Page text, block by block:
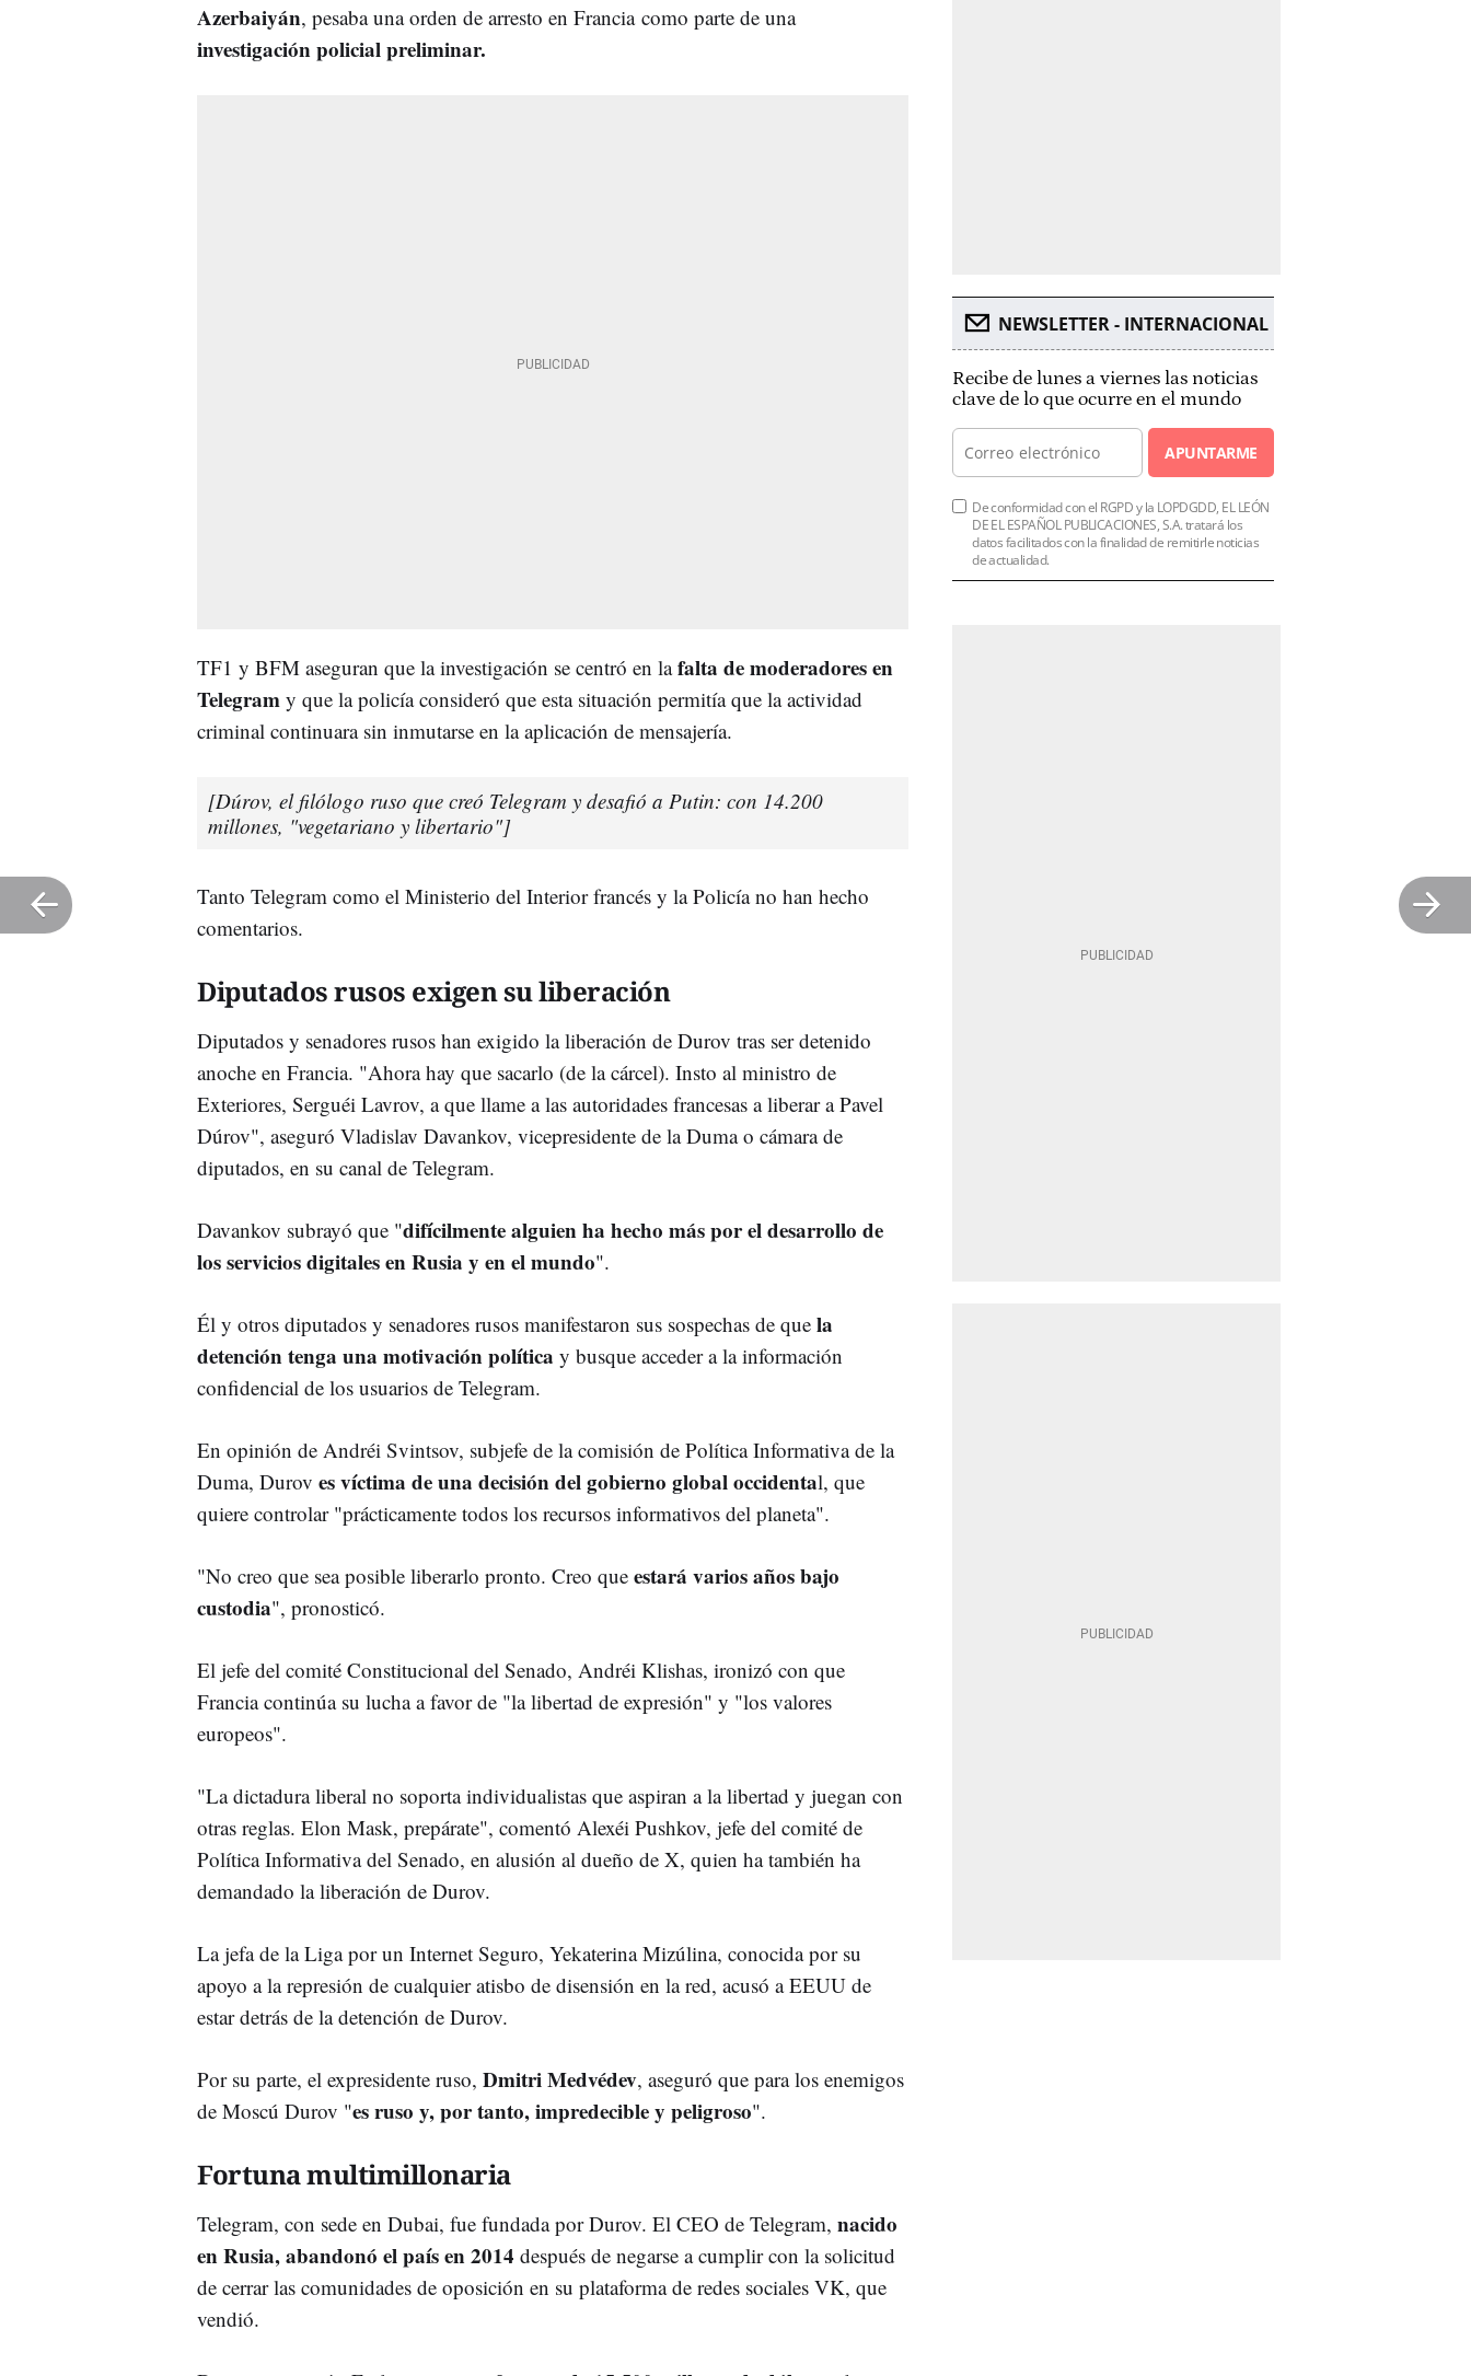
Azerbaiyán, pesabauna orden de arresto en Francia como parte de una
investigación policial preliminar.
TF1 y BFM aseguran que la investigación se centró en lafalta de moderadores en
Telegram y que la policía consideró que esta situación permitía que la actividad
criminal continuara sin inmutarse en la aplicación de mensajería.
[Dúrov, el filólogo ruso que creó Telegram y desafió a Putin: con 14.200
millones, "vegetariano y libertario"]
Tanto Telegram como el Ministerio del Interior francés y la Policía no han hecho
comentarios.
Diputados rusos exigen su liberación
Diputados y senadores rusos han exigido la liberación de Durov tras ser detenido
anoche en Francia. "Ahora hay que sacarlo (de la cárcel). Insto al ministro de
Exteriores, Serguéi Lavrov, a que llame a las autoridades francesas a liberar a Pavel
Dúrov", aseguró Vladislav Davankov, vicepresidente de la Duma o cámara de
diputados, en su canal de Telegram.
Davankov subrayó que "difícilmente alguien ha hecho más por el desarrollo de
los servicios digitales en Rusia y en el mundo".
Él y otros diputados y senadores rusos manifestaron sus sospechas de que la
detención tenga una motivación política y busque acceder a la información
confidencial de los usuarios de Telegram.
En opinión de Andréi Svintsov, subjefe de la comisión de Política Informativa de la
Duma, Durov es víctima de una decisión del gobierno global occidental, que
quiere controlar "prácticamente todos los recursos informativos del planeta".
"No creo que sea posible liberarlo pronto. Creo que estará varios años bajo
custodia", pronosticó.
El jefe del comité Constitucional del Senado, Andréi Klishas, ironizó con que
Francia continúa su lucha a favor de "la libertad de expresión" y "los valores
europeos".
"La dictadura liberal no soporta individualistas que aspiran a la libertad y juegan con
otras reglas. Elon Mask, prepárate", comentó Alexéi Pushkov, jefe del comité de
Política Informativa del Senado, en alusión al dueño de X, quien ha también ha
demandado la liberación de Durov.
La jefa de la Liga por un Internet Seguro, Yekaterina Mizúlina, conocida por su
apoyo a la represión de cualquier atisbo de disensión en la red, acusó a EEUU de
estar detrás de la detención de Durov.
Por su parte, el expresidente ruso, Dmitri Medvédev, aseguró que para los enemigos
de Moscú Durov "es ruso y, por tanto, impredecible y peligroso".
Fortuna multimillonaria
Telegram, con sede en Dubai, fue fundada por Durov. El CEO de Telegram, nacido
en Rusia, abandonó el país en 2014 después de negarse a cumplir con la solicitud
de cerrar las comunidades de oposición en su plataforma de redes sociales VK, que
vendió.
NEWSLETTER - INTERNACIONAL
Recibe de lunes a viernes las noticias
clave de lo que ocurre en el mundo
APUNTARME
De conformidad con el RGPD y la LOPDGDD, EL LEÓN
DE EL ESPAÑOL PUBLICACIONES, S.A. tratará los
datos facilitados con la finalidad de remitirle noticias
de actualidad.